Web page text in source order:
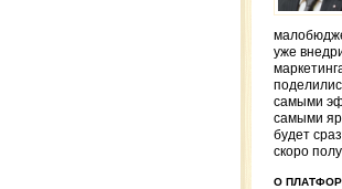
уже
самыми
самыми
будет
скоро
О